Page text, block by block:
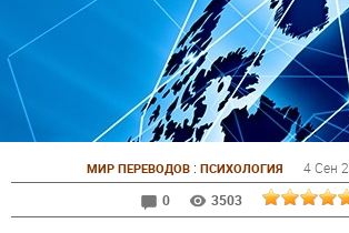
МИР ПЕРЕВОДОВ: ПСИХОЛОГИЯ 4 Сен
0
3503